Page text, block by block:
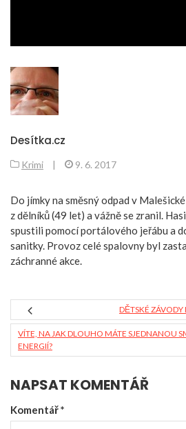
Desítka.cz
Krimi | 9. 6. 2017
Do jímky na směsný odpad v
z dělníků (49 let) a vážně se zranil.
spustili pomocí portálového jeřábu a
sanitky. Provoz celé spalovny byl
záchranné akce.
DĚTSKÉ
VÍTE, NA JAK DLOUHO MÁTE SJEDNANOU
ENERGIÍ?
NAPSAT KOMENTÁŘ
Komentář*